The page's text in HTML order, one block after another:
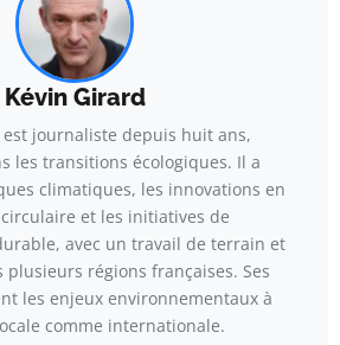
Kévin Girard
est journaliste depuis huit ans,
les transitions écologiques. Il a
climatiques, les innovations en
et les initiatives de
avec un travail de terrain et
plusieurs régions françaises. Ses
les enjeux environnementaux à
comme internationale.